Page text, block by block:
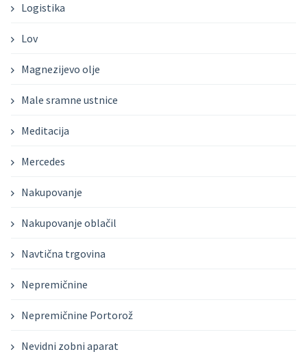
Logistika
Lov
Magnezijevo olje
Male sramne ustnice
Meditacija
Mercedes
Nakupovanje
Nakupovanje oblačil
Navtična trgovina
Nepremičnine
Nepremičnine Portorož
Nevidni zobni aparat